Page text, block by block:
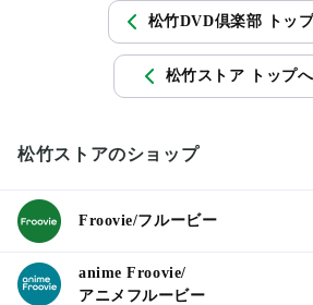
松竹DVD倶楽部 トッ
松竹ストア トップ
松竹ストアのショップ
Froovie/フルービー
anime Froovie/
アニメフルービー